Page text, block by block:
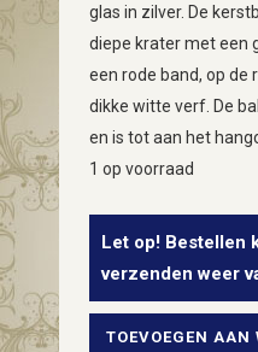
glas in zilver. De
diepe krater met een
een rode band, op de
dikke witte verf. De
en is tot aan het
1 op voorraad
Let op! Bestellen
verzenden weer
Antieke
TOEVOEGEN AAN